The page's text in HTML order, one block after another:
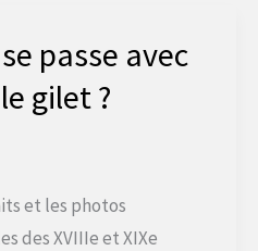
passe avec
gilet ?
et les photos
des XVIIIe et XIXe